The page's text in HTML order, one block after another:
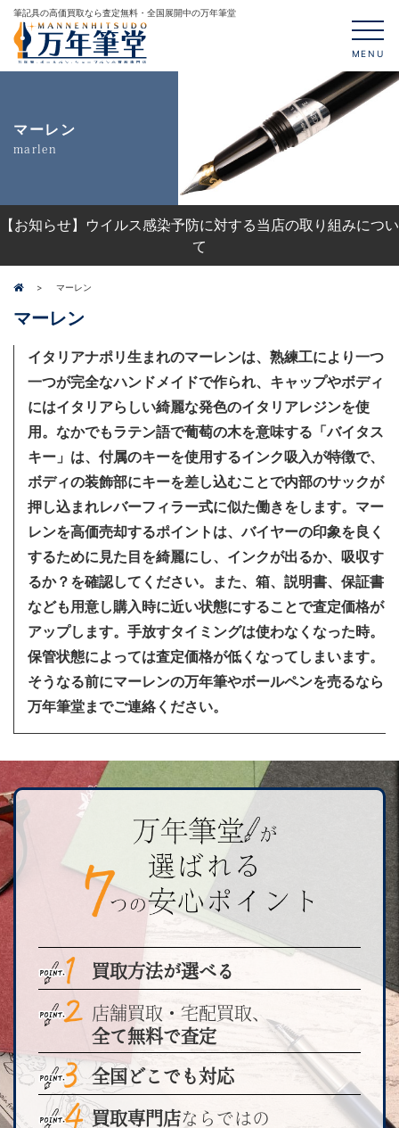
筆記具の高価買取なら査定無料・全国展開中の万年筆堂
MENU
マーレン
marlen
【お知らせ】ウイルス感染予防に対する当店の取り組みについ
て
マーレン
マーレン
イタリアナポリ生まれのマーレンは、熟練工により一つ
一つが完全なハンドメイドで作られ、キャップやボディ
にはイタリアらしい綺麗な発色のイタリアレジンを使
用。なかでもラテン語で葡萄の木を意味する「バイタス
キー」は、付属のキーを使用するインク吸入が特徴で、
ボディの装飾部にキーを差し込むことで内部のサックが
押し込まれレバーフィラー式に似た働きをします。マー
レンを高価売却するポイントは、バイヤーの印象を良く
するために見た目を綺麗にし、インクが出るか、吸収す
るか？を確認してください。また、箱、説明書、保証書
なども用意し購入時に近い状態にすることで査定価格が
アップします。手放すタイミングは使わなくなった時。
保管状態によっては査定価格が低くなってしまいます。
そうなる前にマーレンの万年筆やボールペンを売るなら
万年筆堂までご連絡ください。
買取方法が選べる
店舗買取・宅配買取、
全て無料で査定
全国どこでも対応
買取専門店ならではの